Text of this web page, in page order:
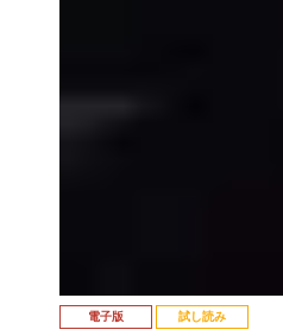
電子版 試し読み